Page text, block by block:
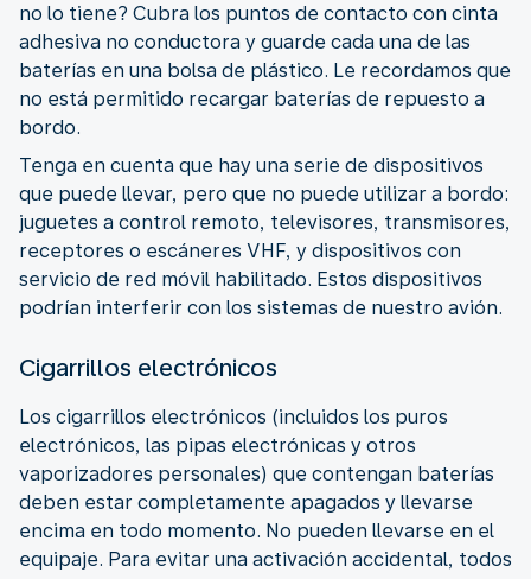
no lo tiene? Cubra los puntos de contacto con cinta
adhesiva no conductora y guarde cada una de las
baterías en una bolsa de plástico. Le recordamos que
no está permitido recargar baterías de repuesto a
bordo.
Tenga en cuenta que hay una serie de dispositivos
que puede llevar, pero que no puede utilizar a bordo:
juguetes a control remoto, televisores, transmisores,
receptores o escáneres VHF, y dispositivos con
servicio de red móvil habilitado. Estos dispositivos
podrían interferir con los sistemas de nuestro avión.
Cigarrillos electrónicos
Los cigarrillos electrónicos (incluidos los puros
electrónicos, las pipas electrónicas y otros
vaporizadores personales) que contengan baterías
deben estar completamente apagados y llevarse
encima en todo momento. No pueden llevarse en el
equipaje. Para evitar una activación accidental, todos